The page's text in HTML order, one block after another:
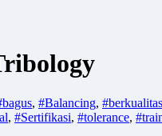
, #Balancing, #berkualitas
, #Sertifikasi, #tolerance,